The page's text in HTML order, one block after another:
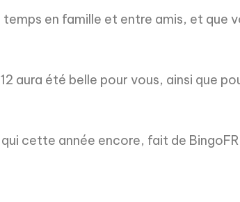
temps en famille et entre amis, et
aura été belle pour vous, ainsi que
cette année encore, fait de